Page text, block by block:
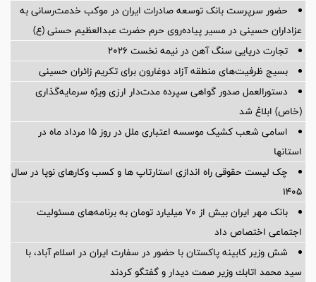
حضور سرپرست بانک توسعه صادرات ایران در موکب خدمت‌رسانی به
عزاداران حسینی در مسیر پیاده‌روی حرم حضرت عبدالعظیم حسنی (ع)
تجارت دریایی سنگ آهن در نیمه نخست ۲۰۲۶
بسیج ظرفیت‌های منطقه آزاد دوغارون برای تکریم زائران حسینی
دستورالعمل صدور گواهی سپرده مدت‌دار ارزی ویژه سرمایه‌گذاری
(خاص) ابلاغ شد
اسامی شعب کشیک موسسه اعتباری ملل در روز 15 مرداد ماه در
استانها
چک لیست حقوقی راه اندازی استارتاپ ها و کسب وکارهای نوپا در سال
۱۴۰۵
بانک مهر ایران بیش از ۷۰ میلیارد تومان به برنامه‌های مسئولیت
اجتماعی اختصاص داد
شش وزیر کابینه پاکستان با حضور در سفارت ایران در اسلام آباد، با
سيد محمد اتابك وزير صمت ديدار و گفتگو كردند